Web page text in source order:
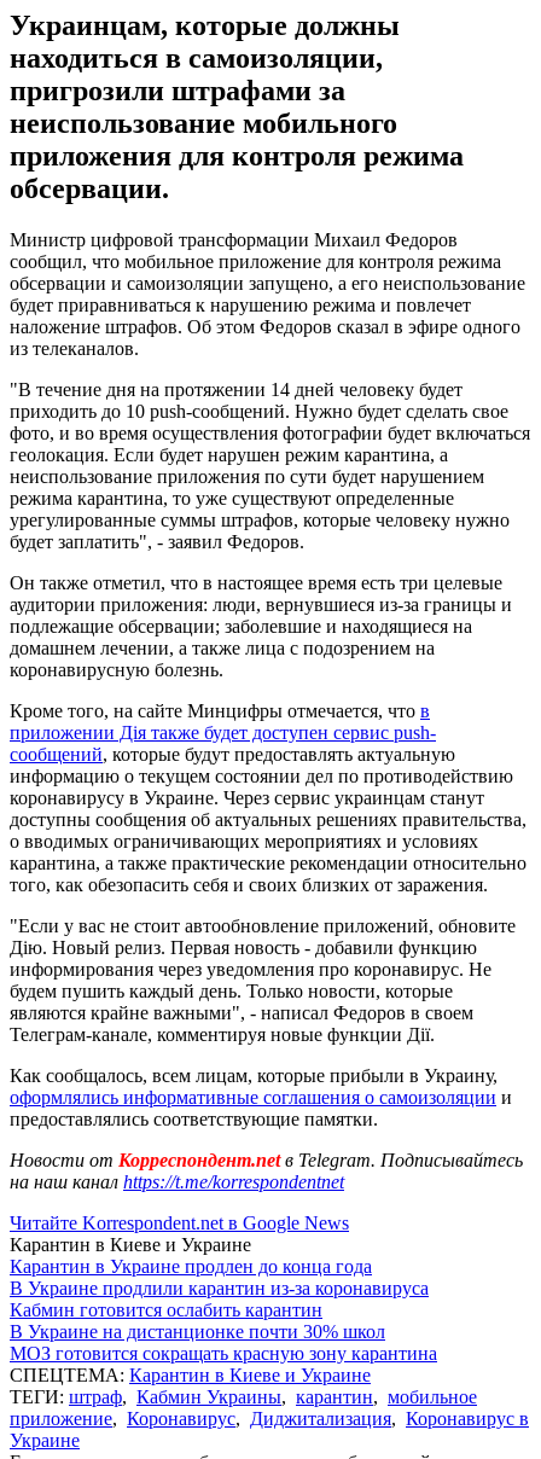
Украинцам, которые должны
находиться в самоизоляции,
пригрозили штрафами за
неиспользование мобильного
приложения для контроля режима
обсервации.
Министр цифровой трансформации Михаил Федоров
сообщил, что мобильное приложение для контроля режима
обсервации и самоизоляции запущено, а его неиспользование
будет приравниваться к нарушению режима и повлечет
наложение штрафов. Об этом Федоров сказал в эфире одного
из телеканалов.
"В течение дня на протяжении 14 дней человеку будет
приходить до 10 push-сообщений. Нужно будет сделать свое
фото, и во время осуществления фотографии будет включаться
геолокация. Если будет нарушен режим карантина, а
неиспользование приложения по сути будет нарушением
режима карантина, то уже существуют определенные
урегулированные суммы штрафов, которые человеку нужно
будет заплатить", - заявил Федоров.
Он также отметил, что в настоящее время есть три целевые
аудитории приложения: люди, вернувшиеся из-за границы и
подлежащие обсервации; заболевшие и находящиеся на
домашнем лечении, а также лица с подозрением на
коронавирусную болезнь.
Кроме того, на сайте Минцифры отмечается, что в
приложении Дія также будет доступен сервис push-
сообщений, которые будут предоставлять актуальную
информацию о текущем состоянии дел по противодействию
коронавирусу в Украине. Через сервис украинцам станут
доступны сообщения об актуальных решениях правительства,
о вводимых ограничивающих мероприятиях и условиях
карантина, а также практические рекомендации относительно
того, как обезопасить себя и своих близких от заражения.
"Если у вас не стоит автообновление приложений, обновите
Дію. Новый релиз. Первая новость - добавили функцию
информирования через уведомления про коронавирус. Не
будем пушить каждый день. Только новости, которые
являются крайне важными", - написал Федоров в своем
Телеграм-канале, комментируя новые функции Дії.
Как сообщалось, всем лицам, которые прибыли в Украину,
оформлялись информативные соглашения о самоизоляции и
предоставлялись соответствующие памятки.
Новости от Корреспондент.netв Telegram. Подписывайтесь
на наш канал https://t.me/korrespondentnet
Читайте Korrespondent.net в Google News
Карантин в Киеве и Украине
Карантин в Украине продлен до конца года
В Украине продлили карантин из-за коронавируса
Кабмин готовится ослабить карантин
В Украине на дистанционке почти 30% школ
МОЗ готовится сокращать красную зону карантина
СПЕЦТЕМА: Карантин в Киеве и Украине
ТЕГИ: штраф, Кабмин Украины, карантин, мобильное
приложение, Коронавирус, Диджитализация, Коронавирус в
Украине